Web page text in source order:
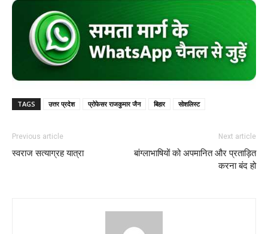
TAGS उत्तर प्रदेश प्रोफेसर राजकुमार जैन बिहार सोशलिस्ट
Previous article
स्वराज सत्याग्रह यात्रा
Next article
बांग्लाभाषियों को अपमानित और प्रताड़ित
करना बंद हो